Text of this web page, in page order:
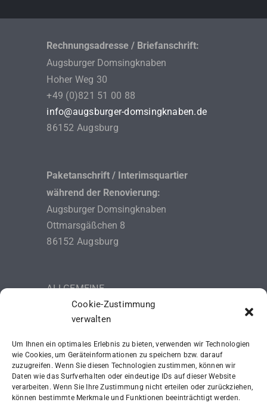
Cookie-Zustimmung
verwalten
Um Ihnen ein optimales Erlebnis zu bieten, verwenden wir Technologien
wie Cookies, um Geräteinformationen zu speichern bzw. darauf
zuzugreifen. Wenn Sie diesen Technologien zustimmen, können wir
Daten wie das Surfverhalten oder eindeutige IDs auf dieser Website
verarbeiten. Wenn Sie Ihre Zustimmung nicht erteilen oder zurückziehen,
können bestimmte Merkmale und Funktionen beeinträchtigt werden.
Rechnungsadresse / Briefanschrift:
Augsburger Domsingknaben
Hoher Weg 30
+49 (0)821 51 00 88
info@augsburger-domsingknaben.de
86152 Augsburg
Paketanschrift / Interimsquartier
während der Renovierung:
Augsburger Domsingknaben
Ottmarsgäßchen 8
86152 Augsburg
ALLGEMEINE
GESCHÄFTSBEDINGUNGEN (AGB)
IMPRESSUM
SCHUTZKONZEPT (ISK)